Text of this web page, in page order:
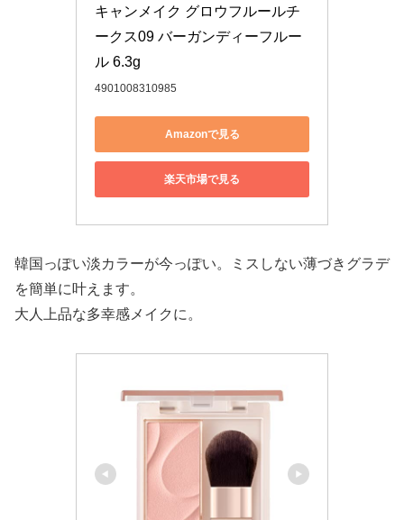
キャンメイク グロウフルールチ
ークス09 バーガンディーフルー
ル 6.3g
4901008310985
Amazonで見る
楽天市場で見る
韓国っぽい淡カラーが今っぽい。ミスしない薄づきグラデ
を簡単に叶えます。
大人上品な多幸感メイクに。